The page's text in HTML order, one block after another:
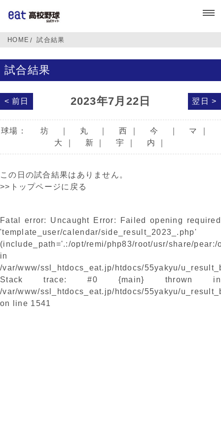
HOME 試合結果
試合結果
< 前日 2023年7月22日 翌日 >
球場： 坊 丸 西 今 マ
大
新 宇 内
この日の試合結果はありません。
>>トップページに戻る
Fatal error: Uncaught Error: Failed opening required
'template_user/calendar/side_result_2023_.php'
(include_path='.:/opt/remi/php83/root/usr/share/
in
/var/www/ssl_htdocs_eat.jp/htdocs/55yakyu/
Stack trace: #0 {main} thrown in
/var/www/ssl_htdocs_eat.jp/htdocs/55yakyu/
on line 1541